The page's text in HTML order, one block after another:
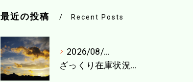
最近の投稿 Recent Posts
2026/08/04
ざっくり在庫状況（8月1週目）